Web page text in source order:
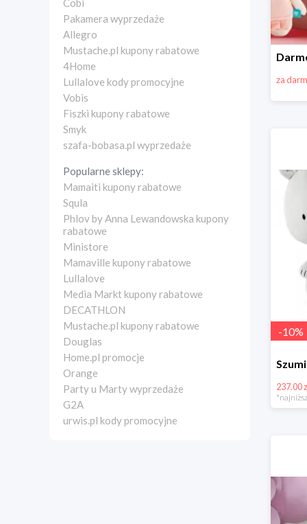
Cobi
Pakamera wyprzedaże
Allegro
Mustache.pl kupony rabatowe
4Home
Lullalove kody promocyjne
Vobis
Fiszki kupony rabatowe
Smyk
szafa-bobasa.pl wyprzedaże
Popularne sklepy:
Mamaiti kupony rabatowe
Squla
Phlov by Anna Lewandowska kupony
rabatowe
Ministore
Mamaville kupony rabatowe
Lullalove
Media Markt kupony rabatowe
DECATHLON
Mustache.pl kupony rabatowe
Douglas
Home.pl promocje
Orange
Party u Marty wyprzedaże
G2A
urwis.pl kody promocyjne
za
-10%
237.00